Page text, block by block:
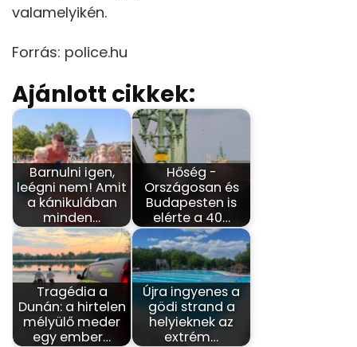
valamelyikén.
Forrás: police.hu
Ajánlott cikkek:
Barnulni igen,
leégni nem! Amit
a kánikulában
minden…
Hőség -
Országosan és
Budapesten is
elérte a 40…
Tragédia a
Dunán: a hirtelen
mélyülő meder
egy ember…
Újra ingyenes a
gödi strand a
helyieknek az
extrém…